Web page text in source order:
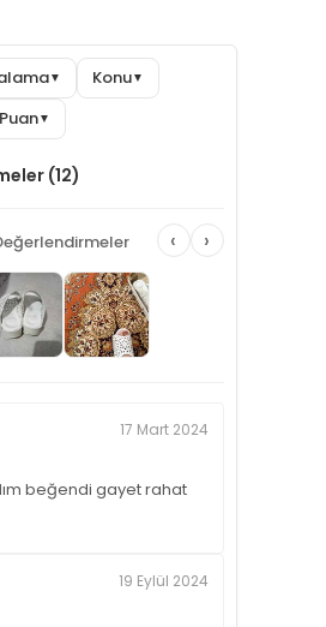
▼ Konu▼
Puan▼
(12)
‹ ›
17 Mart 2024
beğendi gayet rahat
19 Eylül 2024